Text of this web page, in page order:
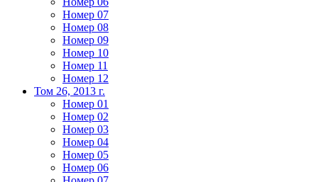
Номер 07
Номер 08
Номер 09
Номер 10
Номер 11
Номер 12
Том 26, 2013 г.
Номер 01
Номер 02
Номер 03
Номер 04
Номер 05
Номер 06